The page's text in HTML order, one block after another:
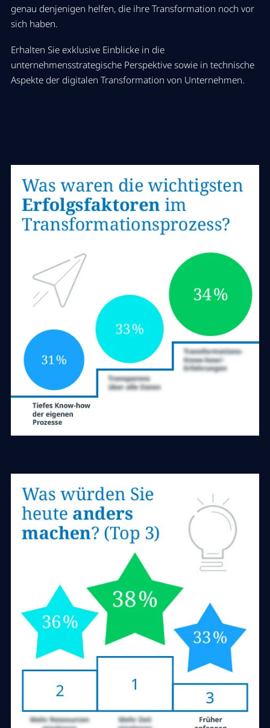
genau denjenigen helfen, die ihre Transformation noch vor
sich haben.
Erhalten Sie exklusive Einblicke in die
unternehmensstrategische Perspektive sowie in technische
Aspekte der digitalen Transformation von Unternehmen.